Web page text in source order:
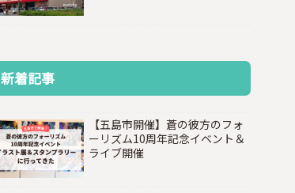
新着記事
【五島市開催】蒼の彼方のフォ
ーリズム10周年記念イベント＆
ライブ開催